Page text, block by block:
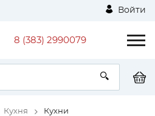
Войти
8 (383) 2990079
Кухня Кухни